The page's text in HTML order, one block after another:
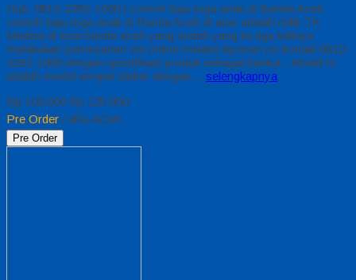
Hub. 0812-2282-1060 | contoh baju toga anak di Banda Aceh
contoh baju toga anak di Banda Aceh di atas adalah milik TK
Medina di kota banda aceh yang sudah yang ke tiga kalinya
melakukan pemesanan via online melalui layanan no kontak 0812-
2282-1060 dengan spesifikasi produk sebagai berikut : Model ni
adalah model tempel sleber dengan… selengkapnya
Rp 100.000 Rp 125.000
Pre Order / elfa-ACeh
Pre Order